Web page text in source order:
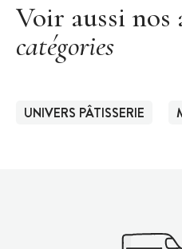
Voir aussi nos
catégories
UNIVERS PÂTISSERIE